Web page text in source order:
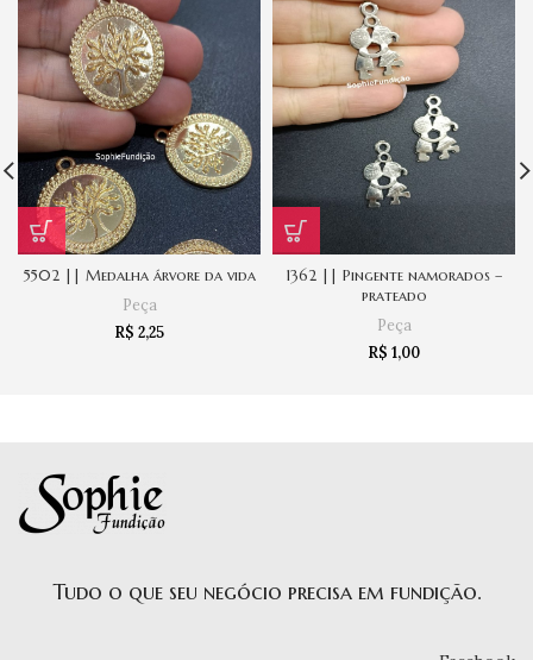
5502 || Medalha árvore da vida
Peça
R$ 2,25
1362 || Pingente namorados –
prateado
Peça
R$ 1,00
Tudo o que seu negócio precisa em fundição.